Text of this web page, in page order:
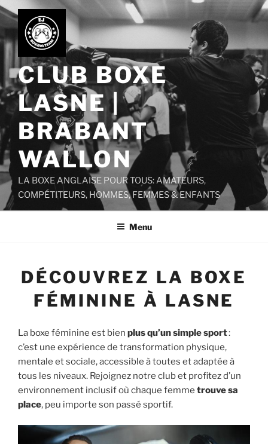
Aller
au
contenu
principal
CLUB BOXE
LASNE |
BRABANT
WALLON
LA BOXE ANGLAISE POUR TOUS: AMATEURS,
COMPÉTITEURS, HOMMES, FEMMES & ENFANTS
Menu
DÉCOUVREZ LA BOXE
FÉMININE À LASNE
La boxe féminine est bien plus qu’un simple sport:
c’est une expérience de transformation physique,
mentale et sociale, accessible à toutes et adaptée à
tous les niveaux. Rejoignez notre club et profitez d’un
environnement inclusif où chaque femme trouve sa
place, peu importe son passé sportif.